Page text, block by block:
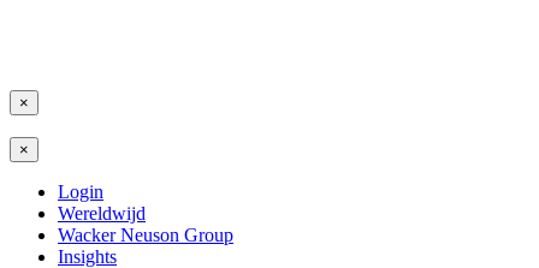
×
×
Login
Wereldwijd
Wacker Neuson Group
Insights